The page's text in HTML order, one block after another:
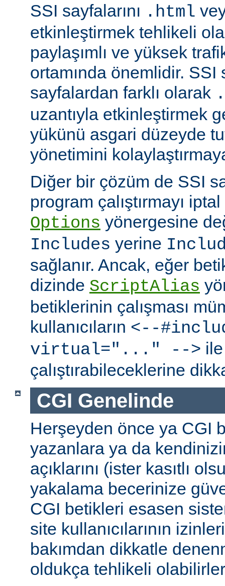
SSI sayfalarını .html
etkinleştirmek tehlikeli
paylaşımlı ve yüksek
ortamında önemlidir. SSI
sayfalardan farklı olarak
uzantıyla etkinleştirmek
yükünü asgari düzeyde
yönetimini
Diğer bir çözüm de SSI
program çalıştırmayı
Options yönergesine
Includes yerine
sağlanır. Ancak, eğer
dizinde ScriptAlias
betiklerinin çalışması
kullanıcıların <--
virtual="..." -->
çalıştırabileceklerine
CGI Genelinde
Herşeyden önce ya CGI
yazanlara ya da
açıklarını (ister kasıtlı
yakalama becerinize
CGI betikleri esasen
site kullanıcılarının
bakımdan dikkatle
oldukça tehlikeli